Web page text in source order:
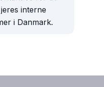
interne
i Danmark.